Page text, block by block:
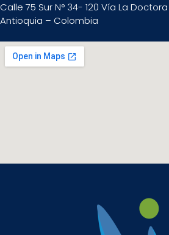
Calle 75 Sur N° 34- 120 Vía La
Antioquia – Colombia